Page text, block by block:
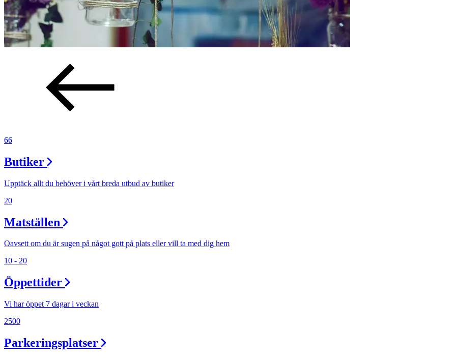
66
Butiker
Upptäck allt du behöver i vårt breda utbud av butiker
20
Matställen
Oavsett om du är sugen på något gott på plats eller vill ta med dig hem
10 - 20
Öppettider
Vi har öppet 7 dagar i veckan
2500
Parkeringsplatser